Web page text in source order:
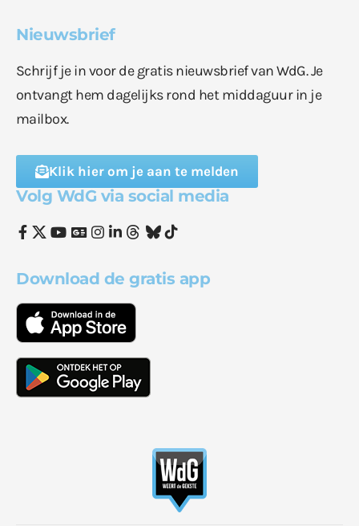
Nieuwsbrief
Schrijf je in voor de gratis nieuwsbrief van WdG. Je
ontvangt hem dagelijks rond het middaguur in je
mailbox.
Klik hier om je aan te melden
Volg WdG via social media
Download de gratis app